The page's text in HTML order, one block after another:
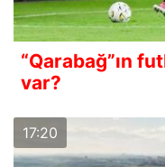
“Qarabağ”ın
var?
17:20